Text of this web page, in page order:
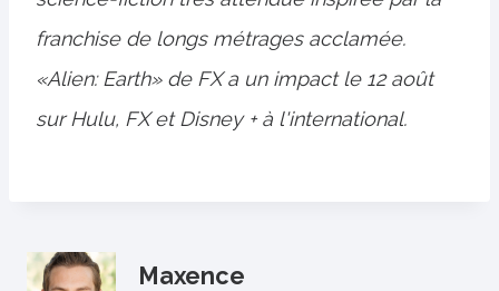
franchise de longs métrages acclamée.
«Alien: Earth» de FX a un impact le 12 août
sur Hulu, FX et Disney + à l'international.
Maxence